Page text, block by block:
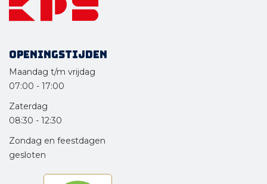
Openingstijden
Maandag t/m vrijdag
07:00 - 17:00
Zaterdag
08:30 - 12:30
Zondag en feestdagen
gesloten